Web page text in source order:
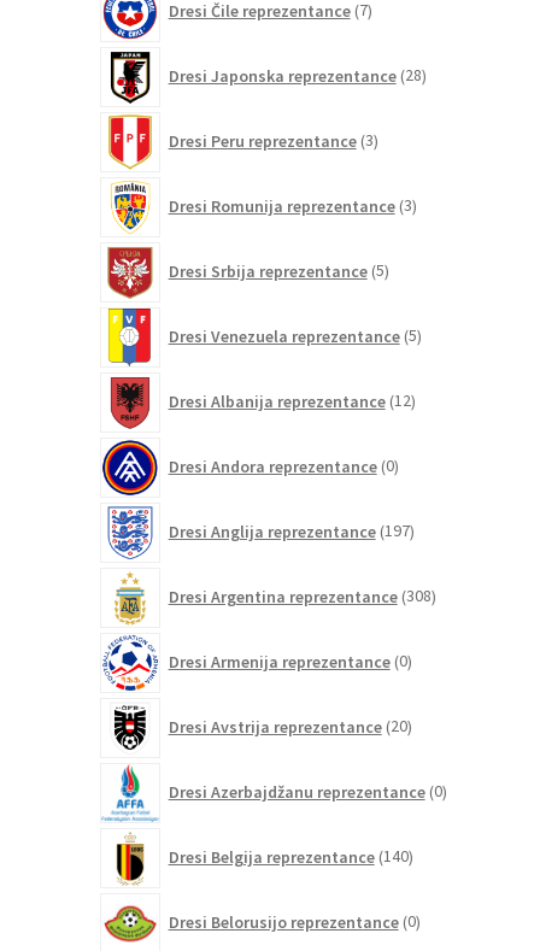
Dresi Čile reprezentance 7izdelkov
Dresi Japonska reprezentance 28izdelkov
Dresi Peru reprezentance 3izdelki
Dresi Romunija reprezentance 3izdelki
Dresi Srbija reprezentance 5izdelkov
Dresi Venezuela reprezentance 5izdelkov
Dresi Albanija reprezentance 12izdelkov
Dresi Andora reprezentance 0izdelkov
Dresi Anglija reprezentance 197izdelkov
Dresi Argentina reprezentance 308izdelkov
Dresi Armenija reprezentance 0izdelkov
Dresi Avstrija reprezentance 20izdelkov
Dresi Azerbajdžanu reprezentance 0izdelkov
Dresi Belgija reprezentance 140izdelkov
Dresi Belorusijo reprezentance 0izdelkov